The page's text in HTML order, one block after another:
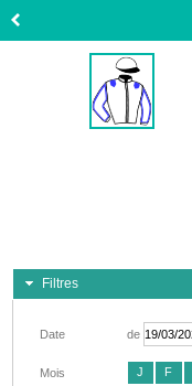
Filtres
Date de
Mois J F